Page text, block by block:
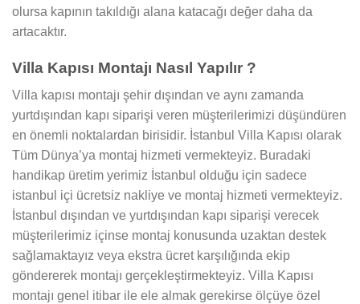
olursa kapının takıldığı alana katacağı değer daha da
artacaktır.
Villa Kapısı Montajı Nasıl Yapılır ?
Villa kapısı montajı şehir dışından ve aynı zamanda
yurtdışından kapı siparişi veren müşterilerimizi düşündüren
en önemli noktalardan birisidir. İstanbul Villa Kapısı olarak
Tüm Dünya’ya montaj hizmeti vermekteyiz. Buradaki
handikap üretim yerimiz İstanbul olduğu için sadece
istanbul içi ücretsiz nakliye ve montaj hizmeti vermekteyiz.
İstanbul dışından ve yurtdışından kapı siparişi verecek
müşterilerimiz içinse montaj konusunda uzaktan destek
sağlamaktayız veya ekstra ücret karşılığında ekip
göndererek montajı gerçekleştirmekteyiz. Villa Kapısı
montajı genel itibar ile ele almak gerekirse ölçüye özel